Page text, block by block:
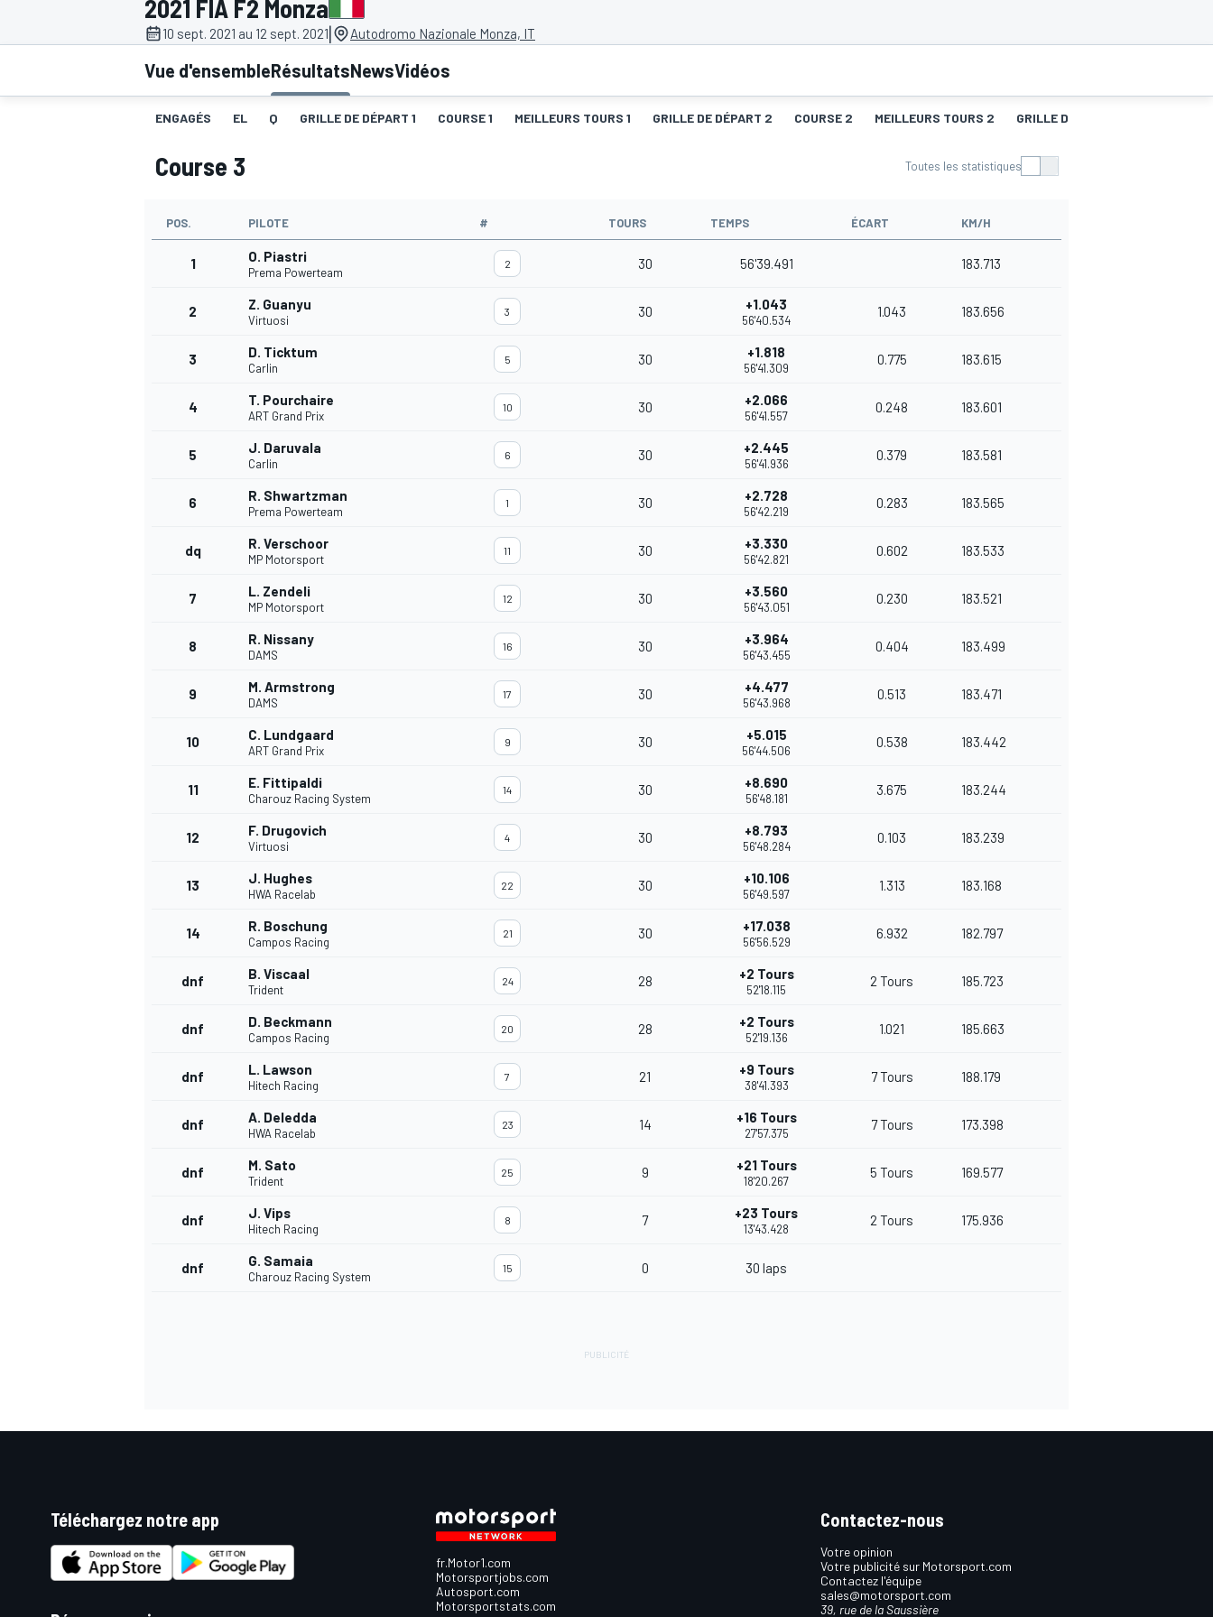
2021 FIA F2 Monza
10 sept. 2021 au 12 sept. 2021| Autodromo Nazionale Monza, IT
Vue d'ensembleRésultatsNewsVidéos
ENGAGÉS EL Q GRILLE DE DÉPART 1 COURSE 1 MEILLEURS TOURS 1 GRILLE DE DÉPART 2 COURSE 2 MEILLEURS TOURS 2 GRILLE DE DÉPART 3
Course 3 Toutes les statistiques
POS. PILOTE # TOURS TEMPS ÉCART KM/H
1 O. Piastri
Prema Powerteam
2 30 56'39.491 183.713
2 Z. Guanyu
Virtuosi
3 30 +1.043
56'40.534
1.043 183.656
3 D. Ticktum
Carlin
5 30 +1.818
56'41.309
0.775 183.615
4 T. Pourchaire
ART Grand Prix
10 30 +2.066
56'41.557
0.248 183.601
5 J. Daruvala
Carlin
6 30 +2.445
56'41.936
0.379 183.581
6 R. Shwartzman
Prema Powerteam
1 30 +2.728
56'42.219
0.283 183.565
dq R. Verschoor
MP Motorsport
11 30 +3.330
56'42.821
0.602 183.533
7 L. Zendeli
MP Motorsport
12 30 +3.560
56'43.051
0.230 183.521
8 R. Nissany
DAMS
16 30 +3.964
56'43.455
0.404 183.499
9 M. Armstrong
DAMS
17 30 +4.477
56'43.968
0.513 183.471
10 C. Lundgaard
ART Grand Prix
9 30 +5.015
56'44.506
0.538 183.442
11 E. Fittipaldi
Charouz Racing System
14 30 +8.690
56'48.181
3.675 183.244
12 F. Drugovich
Virtuosi
4 30 +8.793
56'48.284
0.103 183.239
13 J. Hughes
HWA Racelab
22 30 +10.106
56'49.597
1.313 183.168
14 R. Boschung
Campos Racing
21 30 +17.038
56'56.529
6.932 182.797
dnf B. Viscaal
Trident
24 28 +2 Tours
52'18.115
2 Tours 185.723
dnf D. Beckmann
Campos Racing
20 28 +2 Tours
52'19.136
1.021 185.663
dnf L. Lawson
Hitech Racing
7 21 +9 Tours
38'41.393
7 Tours 188.179
dnf A. Deledda
HWA Racelab
23 14 +16 Tours
27'57.375
7 Tours 173.398
dnf M. Sato
Trident
25 9 +21 Tours
18'20.267
5 Tours 169.577
dnf J. Vips
Hitech Racing
8 7 +23 Tours
13'43.428
2 Tours 175.936
dnf G. Samaia
Charouz Racing System
15 0 30 laps
Téléchargez notre app
fr.Motor1.com
Motorsportjobs.com
Autosport.com
Motorsportstats.com
Contactez-nous
Votre opinion
Votre publicité sur Motorsport.com
Contactez l'équipe
sales@motorsport.com
39, rue de la Saussière